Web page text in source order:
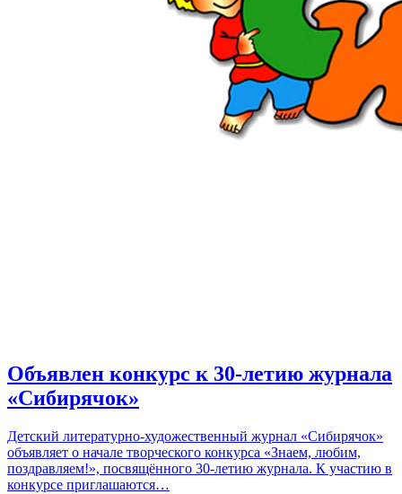
Объявлен конкурс к 30-летию журнала
«Сибирячок»
Детский литературно-художественный журнал «Сибирячок»
объявляет о начале творческого конкурса «Знаем, любим,
поздравляем!», посвящённого 30-летию журнала. К участию в
конкурсе приглашаются…